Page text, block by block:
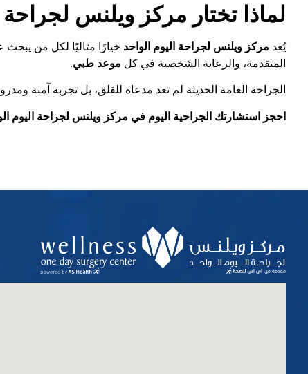
لماذا تختار مركز ويلنس لجراحة
يُعد مركز ويلنس لجراحة اليوم الواحد خيارًا مثاليًا لكل من يبحث
المتقدمة، والرعاية الشخصية في كل موعد طبي.
الجراحة العامة الحديثة لم تعد مدعاة للقلق، بل تجربة آمنة
احجز استشارتك الجراحية اليوم في مركز ويلنس لجراحة اليوم